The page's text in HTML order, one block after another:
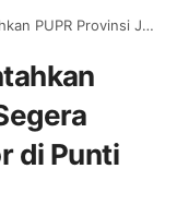
Perbaiki Jalan Longsor di Punti Kalo Tebo
di Punti